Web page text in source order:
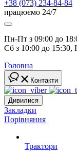
+38 (073) 234-84-84
працюємо 24/7
Пн-Пт з 09:00 до
Сб з 10:00 до 15:30,
Головна
Контакти
Дивилися
Закладки
Порівняння
Трактори